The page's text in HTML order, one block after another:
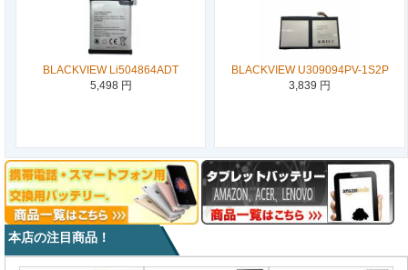
BLACKVIEW Li504864ADT
5,498 円
BLACKVIEW U309094PV-1S2P
3,839 円
本店の注目商品！